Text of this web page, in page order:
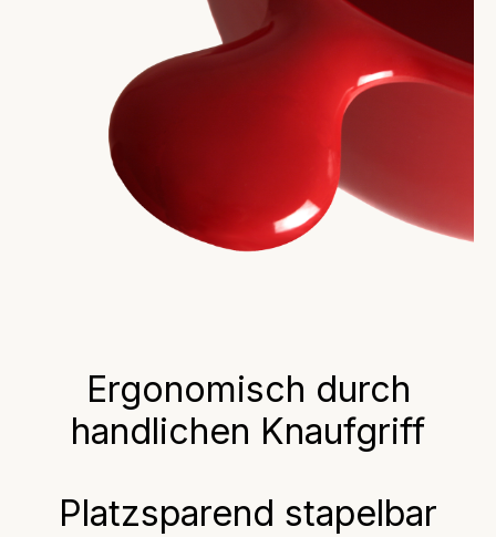
Ergonomisch durch
handlichen Knaufgriff
Platzsparend stapelbar